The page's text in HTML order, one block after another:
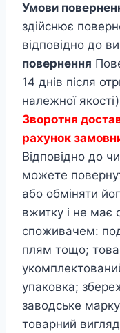
Умови
здійснює
відповідно до
повернення
14 днів після
належної
Зворотня
рахунок
Відповідно до
можете
або обміняти
вжитку і не має
споживачем:
плям тощо;
упаковка;
заводське
товарний